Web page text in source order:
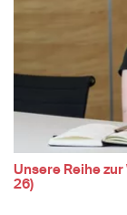
Unsere Reihe
26)